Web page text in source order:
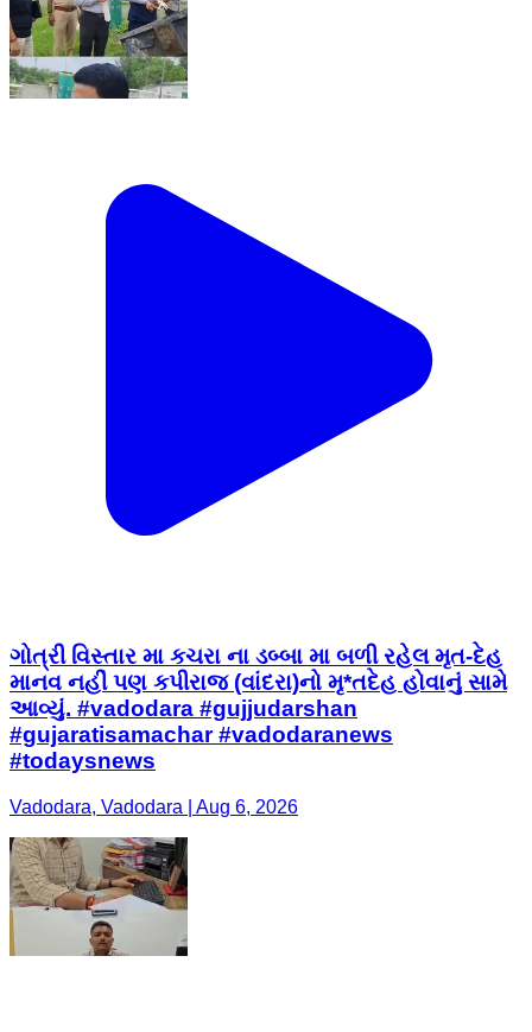
ગોત્રી વિસ્તાર મા કચરા ના ડબ્બા મા બળી રહેલ મૃત-દેહ
માનવ નહીં પણ કપીરાજ (વાંદરા)નો મૃ*તદેહ હોવાનું સામે
આવ્યું. #vadodara #gujjudarshan
#gujaratisamachar #vadodaranews
#todaysnews
Vadodara, Vadodara | Aug 6, 2026